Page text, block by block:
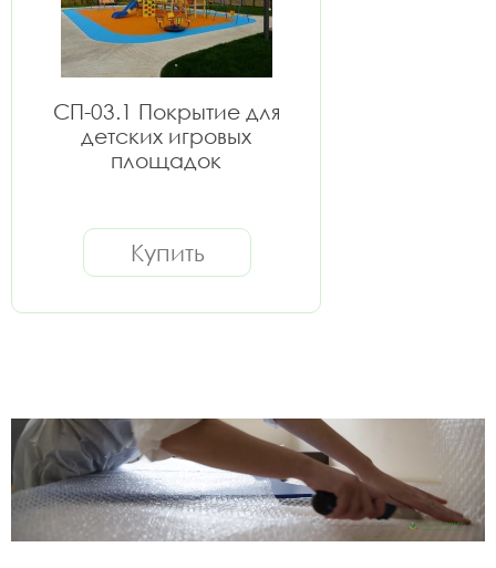
СП-03.1 Покрытие для
детских игровых
площадок
Купить